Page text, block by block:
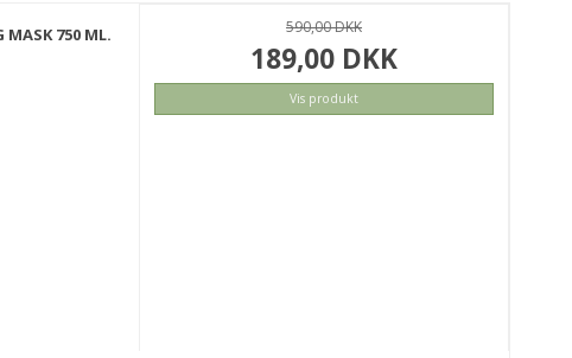
KØB
MASK 750 ML. 590,00 DKK
189,00 DKK
Vis produkt